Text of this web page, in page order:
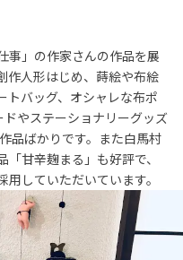
事」の作家さんの作品を展
作人形はじめ、蒔絵や布絵
トバッグ、オシャレな布ポ
やステーショナリーグッズ
品ばかりです。また白馬村
甘辛麹まる」も好評で、
用していただいています。